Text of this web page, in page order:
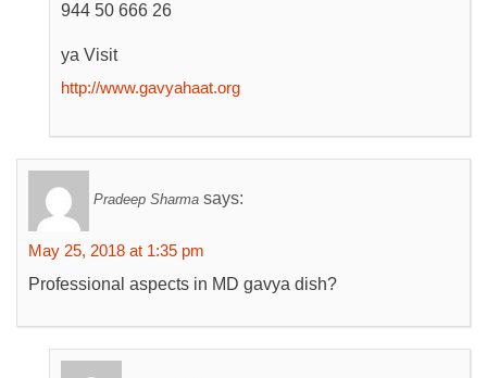
944 50 666 26
ya Visit
http://www.gavyahaat.org
Pradeep Sharma says:
May 25, 2018 at 1:35 pm
Professional aspects in MD gavya dish?